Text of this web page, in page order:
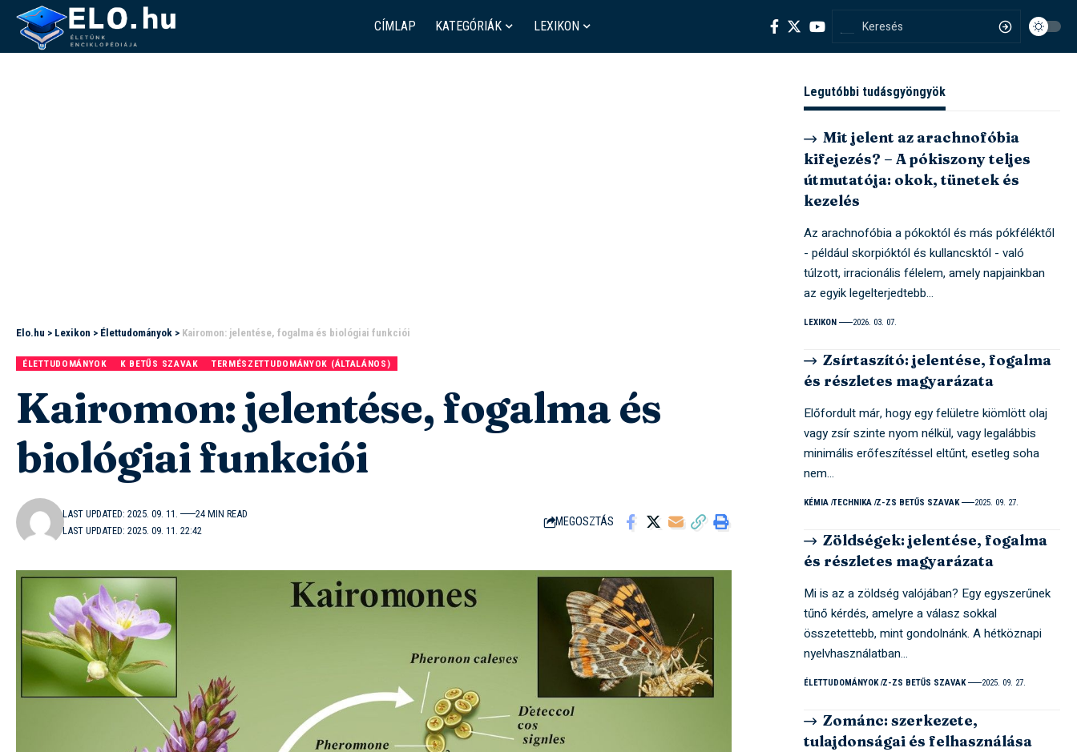
CÍMLAP KATEGÓRIÁK LEXIKON
Elo.hu > Lexikon > Élettudományok > Kairomon: jelentése, fogalma és biológiai funkciói
ÉLETTUDOMÁNYOK K BETŰS SZAVAK TERMÉSZETTUDOMÁNYOK (ÁLTALÁNOS)
Kairomon: jelentése, fogalma és
biológiai funkciói
LAST UPDATED: 2025. 09. 11. 22:42
LAST UPDATED: 2025. 09. 11. 24 MIN READ
MEGOSZTÁS
Legutóbbi tudásgyöngyök
Mit jelent az arachnofóbia
kifejezés? – A pókiszony teljes
útmutatója: okok, tünetek és
kezelés
Az arachnofóbia a pókoktól és más pókféléktől
- például skorpióktól és kullancsktól - való
túlzott, irracionális félelem, amely napjainkban
az egyik legelterjedtebb…
LEXIKON 2026. 03. 07.
Zsírtaszító: jelentése, fogalma
és részletes magyarázata
Előfordult már, hogy egy felületre kiömlött olaj
vagy zsír szinte nyom nélkül, vagy legalábbis
minimális erőfeszítéssel eltűnt, esetleg soha
nem…
KÉMIA TECHNIKA Z-ZS BETŰS SZAVAK 2025. 09. 27.
Zöldségek: jelentése, fogalma
és részletes magyarázata
Mi is az a zöldség valójában? Egy egyszerűnek
tűnő kérdés, amelyre a válasz sokkal
összetettebb, mint gondolnánk. A hétköznapi
nyelvhasználatban…
ÉLETTUDOMÁNYOK Z-ZS BETŰS SZAVAK 2025. 09. 27.
Zománc: szerkezete,
tulajdonságai és felhasználása